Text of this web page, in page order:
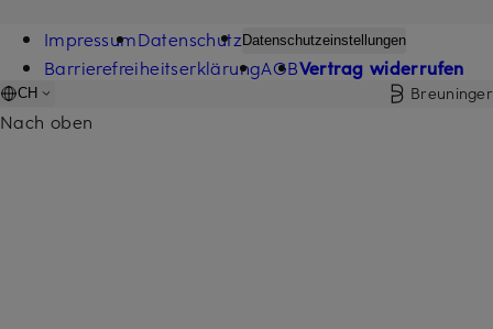
ImpressumDatenschutz Datenschutzeinstellungen
BarrierefreiheitserklärungAGBVertrag widerrufen
CH Breuninger
Nach oben